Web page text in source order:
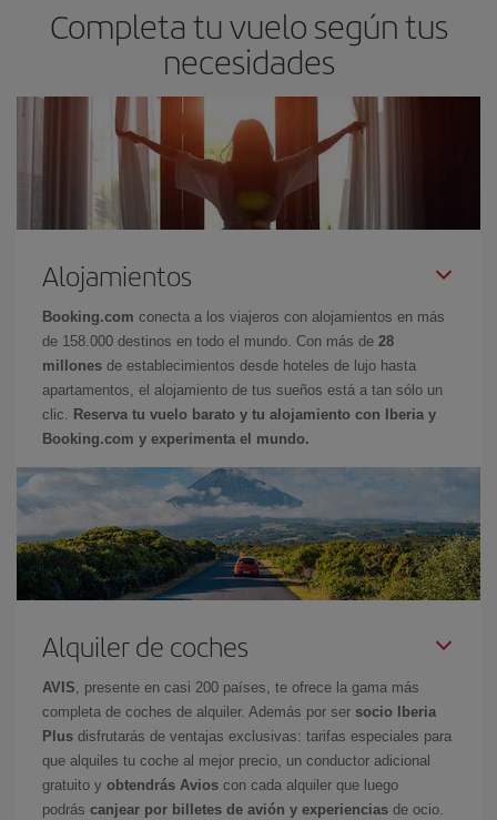
Completa tu vuelo según tus
necesidades
Alojamientos
Booking.com conecta a los viajeros con alojamientos en más
de 158.000 destinos en todo el mundo. Con más de 28
millones de establecimientos desde hoteles de lujo hasta
apartamentos, el alojamiento de tus sueños está a tan sólo un
clic.
Reserva tu vuelo barato y tu alojamiento con Iberia y
Booking.com y experimenta el mundo.
Alquiler de coches
AVIS , presente en casi 200 países, te ofrece la gama más
completa de coches de alquiler. Además por ser socio Iberia
Plus disfrutarás de ventajas exclusivas: tarifas especiales para
que alquiles tu coche al mejor precio, un conductor adicional
gratuito y obtendrás Avios con cada alquiler que luego
podrás canjear por billetes de avión y experiencias de ocio.